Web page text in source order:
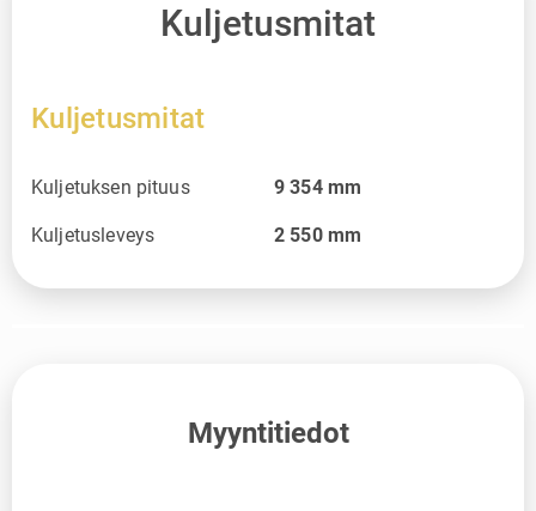
Kuljetusmitat
Kuljetusmitat
Kuljetuksen pituus 9 354 mm
Kuljetusleveys 2 550 mm
Myyntitiedot